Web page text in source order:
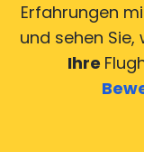
Erfahrungen
und sehen
Ihre